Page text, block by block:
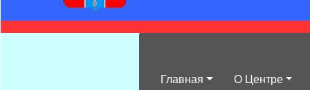
Главная О Центре